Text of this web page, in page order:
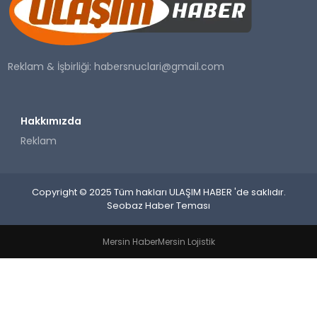
SAĞLIK
YAŞAM
Reklam & İşbirliği:habersnuclari@gmail.com
Hakkımızda
Reklam
Copyright © 2025 Tüm hakları ULAŞIM HABER 'de saklıdır.
Seobaz Haber Teması
Mersin HaberMersin Lojistik